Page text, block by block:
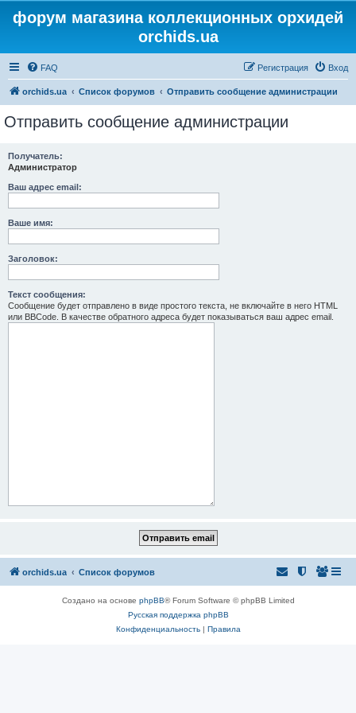
форум магазина коллекционных орхидей
orchids.ua
FAQ Вход
Регистрация
orchids.ua Список форумов Отправить сообщение администрации
Отправить сообщение администрации
Получатель:
Администратор
Ваш адрес email:
Ваше имя:
Заголовок:
Текст сообщения:
Сообщение будет отправлено в виде простого текста, не включайте в него HTML
или BBCode. В качестве обратного адреса будет показываться ваш адрес email.
orchids.ua Список форумов
Создано на основе phpBB® Forum Software © phpBB Limited
Русская поддержка phpBB
Конфиденциальность| Правила